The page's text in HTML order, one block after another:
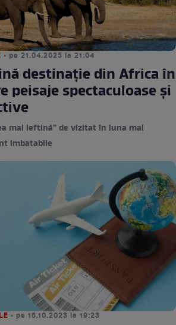
• pe 21.04.2025 la 21:04
destinație din Africa în
peisaje spectaculoase și
mai ieftină” de vizitat în luna mai
imbatabile
• pe 16.10.2023 la 19:23